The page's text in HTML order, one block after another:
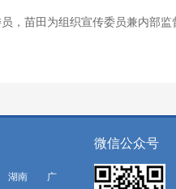
，苗田为组织宣传委员兼内部监
湖南 广
微信公众号